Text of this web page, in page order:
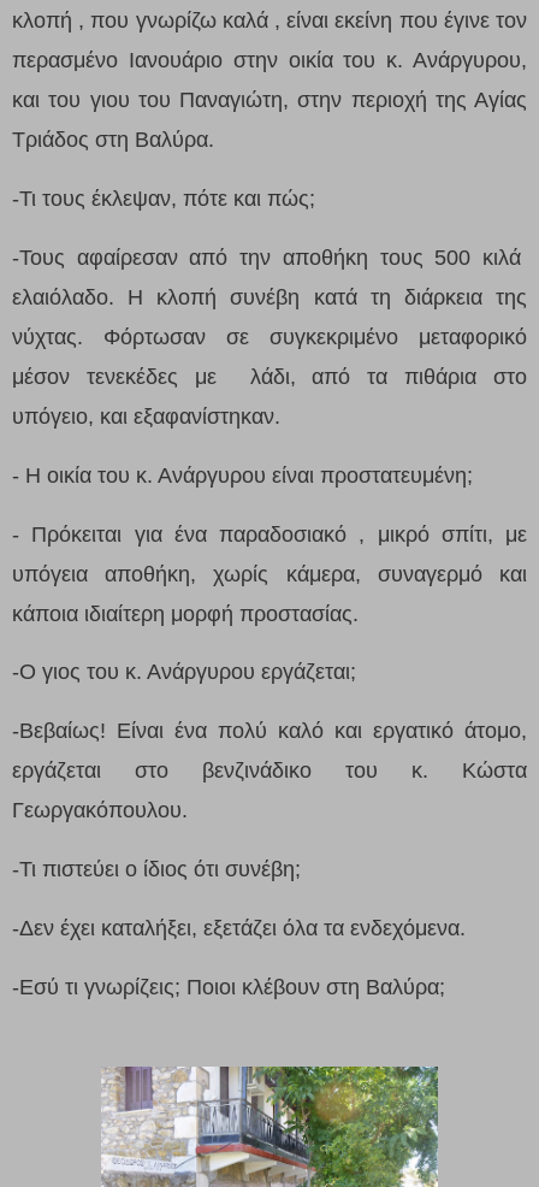
κλοπή , που γνωρίζω καλά , είναι εκείνη που έγινε τον
περασμένο Ιανουάριο στην οικία του κ. Ανάργυρου,
και του γιου του Παναγιώτη, στην περιοχή της Αγίας
Τριάδος στη Βαλύρα.
-Τι τους έκλεψαν, πότε και πώς;
-Τους αφαίρεσαν από την αποθήκη τους 500 κιλά
ελαιόλαδο. Η κλοπή συνέβη κατά τη διάρκεια της
νύχτας. Φόρτωσαν σε συγκεκριμένο μεταφορικό
μέσον τενεκέδες με λάδι, από τα πιθάρια στο
υπόγειο, και εξαφανίστηκαν.
- Η οικία του κ. Ανάργυρου είναι προστατευμένη;
- Πρόκειται για ένα παραδοσιακό , μικρό σπίτι, με
υπόγεια αποθήκη, χωρίς κάμερα, συναγερμό και
κάποια ιδιαίτερη μορφή προστασίας.
-Ο γιος του κ. Ανάργυρου εργάζεται;
-Βεβαίως! Είναι ένα πολύ καλό και εργατικό άτομο,
εργάζεται στο βενζινάδικο του κ. Κώστα
Γεωργακόπουλου.
-Τι πιστεύει ο ίδιος ότι συνέβη;
-Δεν έχει καταλήξει, εξετάζει όλα τα ενδεχόμενα.
-Εσύ τι γνωρίζεις; Ποιοι κλέβουν στη Βαλύρα;